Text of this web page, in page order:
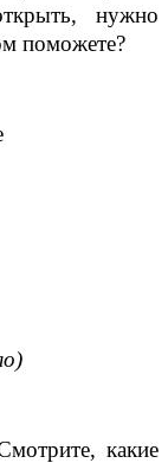
нужно
поможете?
какие